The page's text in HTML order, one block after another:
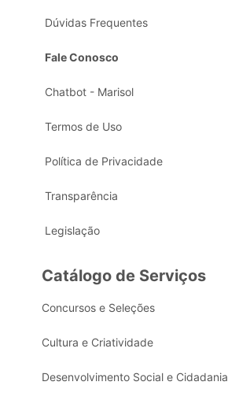
Dúvidas Frequentes
Fale Conosco
Chatbot - Marisol
Termos de Uso
Política de Privacidade
Transparência
Legislação
Catálogo de Serviços
Concursos e Seleções
Cultura e Criatividade
Desenvolvimento Social e Cidadania